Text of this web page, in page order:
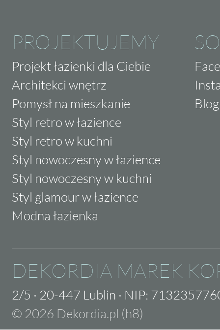
PROJEKTUJEMY
Projekt łazienki dla Ciebie
Architekci wnętrz
Pomysł na mieszkanie
Styl retro w łazience
Styl retro w kuchni
Styl nowoczesny w łazience
Styl nowoczesny w kuchni
Styl glamour w łazience
Modna łazienka
Blog
DEKORDIA MAREK
2/5 · 20-447 Lublin · NIP:
© 2026 Dekordia.pl (h8)